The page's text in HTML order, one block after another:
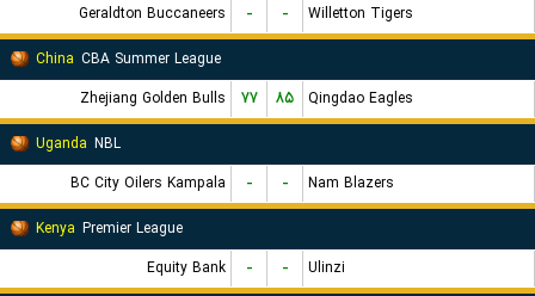
Geraldton Buccaneers
- -
Willetton Tigers
China CBA Summer League
Zhejiang Golden Bulls
۷۷ ۸۵
Qingdao Eagles
Uganda NBL
BC City Oilers Kampala
- -
Nam Blazers
Kenya Premier League
Equity Bank
- -
Ulinzi